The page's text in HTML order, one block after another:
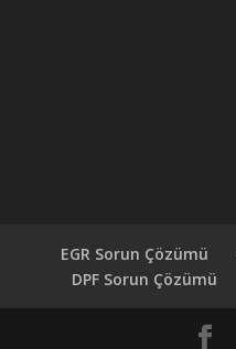
EGR Sorun Çözümü
DPF Sorun Çözümü